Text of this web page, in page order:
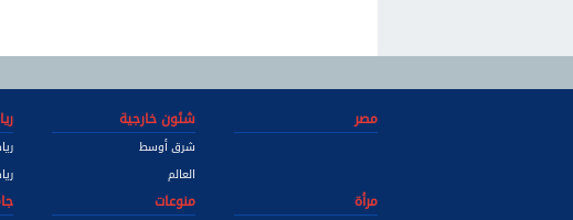
مصر شئون خارجية
شرق أوسط
العالم
مرأة
منوعات